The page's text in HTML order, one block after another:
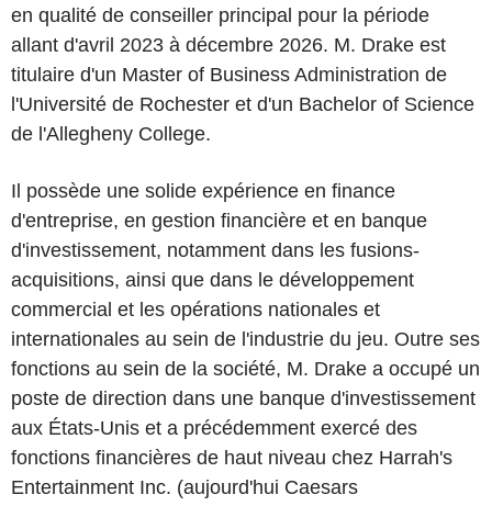
en qualité de conseiller principal pour la période
allant d'avril 2023 à décembre 2026. M. Drake est
titulaire d'un Master of Business Administration de
l'Université de Rochester et d'un Bachelor of Science
de l'Allegheny College.
Il possède une solide expérience en finance
d'entreprise, en gestion financière et en banque
d'investissement, notamment dans les fusions-
acquisitions, ainsi que dans le développement
commercial et les opérations nationales et
internationales au sein de l'industrie du jeu. Outre ses
fonctions au sein de la société, M. Drake a occupé un
poste de direction dans une banque d'investissement
aux États-Unis et a précédemment exercé des
fonctions financières de haut niveau chez Harrah's
Entertainment Inc. (aujourd'hui Caesars